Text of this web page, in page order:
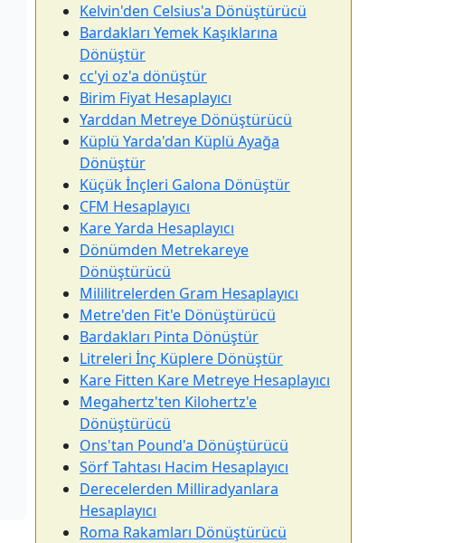
Kelvin'den Celsius'a Dönüştürücü
Bardakları Yemek Kaşıklarına
Dönüştür
cc'yi oz'a dönüştür
Birim Fiyat Hesaplayıcı
Yarddan Metreye Dönüştürücü
Küplü Yarda'dan Küplü Ayağa
Dönüştür
Küçük İnçleri Galona Dönüştür
CFM Hesaplayıcı
Kare Yarda Hesaplayıcı
Dönümden Metrekareye
Dönüştürücü
Mililitrelerden Gram Hesaplayıcı
Metre'den Fit'e Dönüştürücü
Bardakları Pinta Dönüştür
Litreleri İnç Küplere Dönüştür
Kare Fitten Kare Metreye Hesaplayıcı
Megahertz'ten Kilohertz'e
Dönüştürücü
Ons'tan Pound'a Dönüştürücü
Sörf Tahtası Hacim Hesaplayıcı
Derecelerden Milliradyanlara
Hesaplayıcı
Roma Rakamları Dönüştürücü